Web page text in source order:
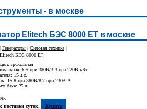
- в москве
Elitech БЭС 8000 ЕТ в москве
| Генераторы | Силовая техника |
Elitech БЭС 8000 ЕТ
трёхфазная
6.5 при 380В/3.3 при 220В кВт
15 л.с.
15,8 при 380В/8,7 при 230В A
бака: 25 л
поставки суток.
Купить